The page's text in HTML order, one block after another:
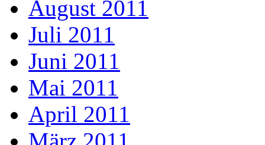
August 2011
Juli 2011
Juni 2011
Mai 2011
April 2011